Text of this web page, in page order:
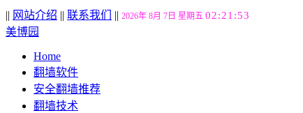
|| 网站介绍 || 联系我们 || 2026年 8月 7日 星期五 02:21:54
美博园
Home
翻墙软件
安全翻墙推荐
翻墙技术